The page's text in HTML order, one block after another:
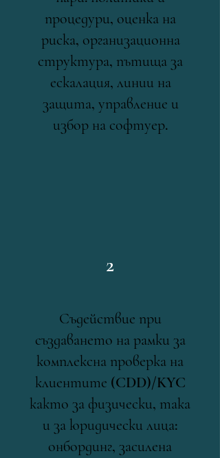
процедури, оценка на
риска, организационна
структура, пътища за
ескалация, линии на
защита, управление и
избор на софтуер.
2
Съдействие при
създаването на рамки за
комплексна проверка на
клиентите (CDD)/KYC
както за физически, така
и за юридически лица:
онбординг, засилена